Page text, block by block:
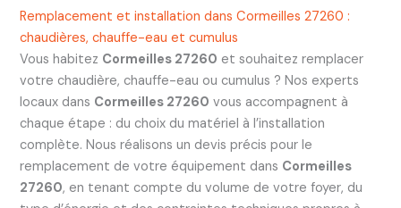
Remplacement et installation dans Cormeilles 27260 :
chaudières, chauffe-eau et cumulus
Vous habitez Cormeilles 27260 et souhaitez remplacer
votre chaudière, chauffe-eau ou cumulus ? Nos experts
locaux dans Cormeilles 27260 vous accompagnent à
chaque étape : du choix du matériel à l’installation
complète. Nous réalisons un devis précis pour le
remplacement de votre équipement dans Cormeilles
27260, en tenant compte du volume de votre foyer, du